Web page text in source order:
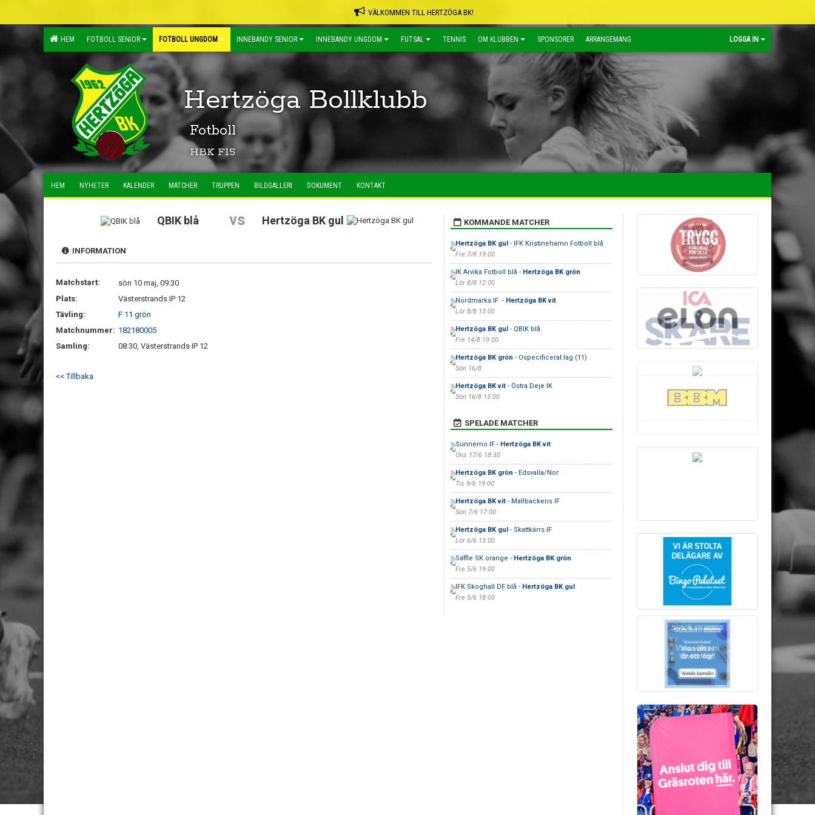
VÄLKOMMEN TILL HERTZÖGA BK!
HEM FOTBOLL SENIOR FOTBOLL UNGDOM INNEBANDY SENIOR INNEBANDY UNGDOM FUTSAL TENNIS OM KLUBBEN SPONSORER ARRANGEMANG LOGGA IN
Hertzöga Bollklubb
Fotboll
HBK F15
HEM NYHETER KALENDER MATCHER TRUPPEN BILDGALLERI DOKUMENT KONTAKT
QBIK blå vs Hertzöga BK gul
INFORMATION
Matchstart:
sön 10 maj, 09:30
Plats:
Västerstrands IP 12
Tävling:
F 11 grön
Matchnummer: 182180005
Samling:
08:30, Västerstrands IP 12
<< Tillbaka
KOMMANDE MATCHER
Hertzöga BK gul- IFK Kristinehamn Fotboll blå
Fre 7/8 19:00
IK Arvika Fotboll blå - Hertzöga BK grön
Lör 8/8 12:00
Nordmarks IF - Hertzöga BK vit
Lör 8/8 13:00
Hertzöga BK gul- QBIK blå
Fre 14/8 19:00
Hertzöga BK grön - Ospecificerat lag (11)
Sön 16/8
Hertzöga BK vit- Östra Deje IK
Sön 16/8 15:00
SPELADE MATCHER
Sunnemo IF - Hertzöga BK vit
Ons 17/6 18:30
Hertzöga BK grön - Edsvalla/Nor
Tis 9/6 19:00
Hertzöga BK vit- Mallbackens IF
Sön 7/6 17:00
Hertzöga BK gul- Skattkärrs IF
Lör 6/6 13:00
Säffle SK orange - Hertzöga BK grön
Fre 5/6 19:00
IFK Skoghall DF blå - Hertzöga BK gul
Fre 5/6 18:00